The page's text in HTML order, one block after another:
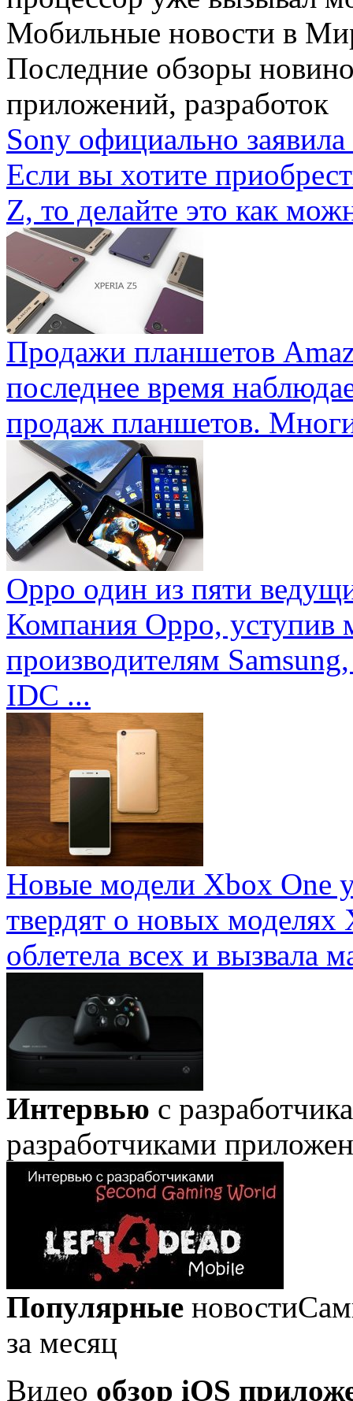
Мобильные новости в
Последние обзоры
приложений, разработок
Sony официально
Если вы хотите
Z, то делайте это как
Продажи планшетов
последнее время
продаж планшетов.
Oppo один из пяти
Компания Oppo, уступив
производителям
IDC ...
Новые модели Xbox One
твердят о новых
облетела всех и вызвала
Интервью с
разработчиками
Популярные новости
за месяц
Видео обзор iOS